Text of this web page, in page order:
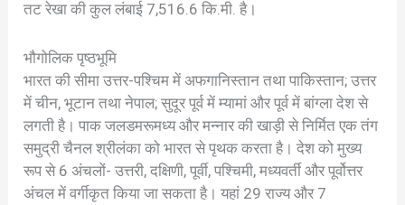
तट रेखा की कुल लंबाई 7,516.6 कि.मी. है।
भौगोलिक पृष्ठभूमि
भारत की सीमा उत्तर-पश्चिम में अफगानिस्तान तथा पाकिस्तान; उत्तर
में चीन, भूटान तथा नेपाल; सुदूर पूर्व में म्यामां और पूर्व में बांग्ला देश से
लगती है। पाक जलडमरूमध्य और मन्नार की खाड़ी से निर्मित एक तंग
समुद्री चैनल श्रीलंका को भारत से पृथक करता है। देश को मुख्य
रूप से 6 अंचलों- उत्तरी, दक्षिणी, पूर्वी, पश्चिमी, मध्यवर्ती और पूर्वोत्तर
अंचल में वर्गीकृत किया जा सकता है। यहां 29 राज्य और 7